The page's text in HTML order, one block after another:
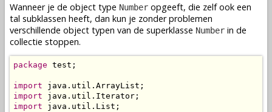
Wanneer je de object type Number opgeeft, die zelf ook een
tal subklassen heeft, dan kun je zonder problemen
verschillende object typen van de superklasse Number in de
collectie stoppen.
package test;
import
import
import java.util.List;